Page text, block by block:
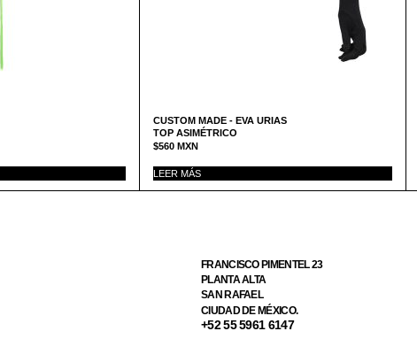
CUSTOM MADE - EVA URIAS
TOP ASIMÉTRICO
$560 MXN
LEER MÁS
FRANCISCO PIMENTEL 23
PLANTA ALTA
SAN RAFAEL
CIUDAD DE MÉXICO.
+52 55 5961 6147